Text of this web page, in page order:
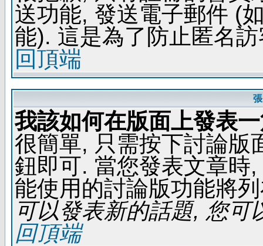
送功能, 發送電子郵件 (
能). 這是為了防止匿名
回頂端
我該如何在版面上發表
很簡單, 只需按下討論版
鈕即可. 當您發表文章時
能使用的討論版功能將
可以發表新的話題, 您可
回頂端